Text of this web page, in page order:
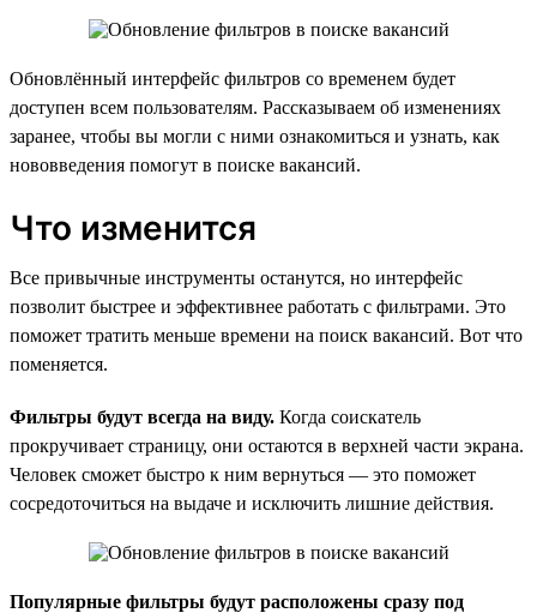
Обновлённый интерфейс фильтров со временем будет
доступен всем пользователям. Рассказываем об изменениях
заранее, чтобы вы могли с ними ознакомиться и узнать, как
нововведения помогут в поиске вакансий.
Что изменится
Все привычные инструменты останутся, но интерфейс
позволит быстрее и эффективнее работать с фильтрами. Это
поможет тратить меньше времени на поиск вакансий. Вот что
поменяется.
Фильтры будут всегда на виду. Когда соискатель
прокручивает страницу, они остаются в верхней части экрана.
Человек сможет быстро к ним вернуться — это поможет
сосредоточиться на выдаче и исключить лишние действия.
Популярные фильтры будут расположены сразу под